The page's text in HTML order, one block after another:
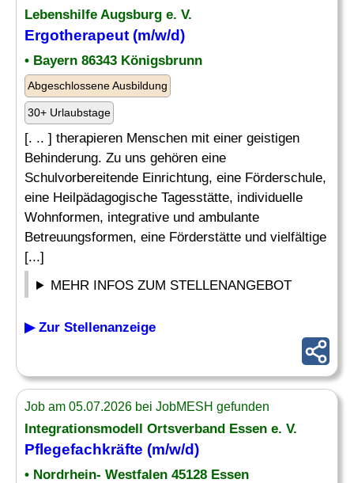
Lebenshilfe Augsburg e. V.
Ergotherapeut (m/w/d)
• Bayern 86343 Königsbrunn
Abgeschlossene Ausbildung
30+ Urlaubstage
[. .. ] therapieren Menschen mit einer geistigen
Behinderung. Zu uns gehören eine
Schulvorbereitende Einrichtung, eine Förderschule,
eine Heilpädagogische Tagesstätte, individuelle
Wohnformen, integrative und ambulante
Betreuungsformen, eine Förderstätte und vielfältige
[...]
MEHR INFOS ZUM STELLENANGEBOT
▶ Zur Stellenanzeige
Job am 05.07.2026 bei JobMESH gefunden
Integrationsmodell Ortsverband Essen e. V.
Pflegefachkräfte (m/w/d)
• Nordrhein- Westfalen 45128 Essen